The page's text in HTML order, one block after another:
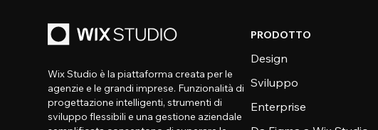
Wix Studio è la piattaforma creata per le
agenzie e le grandi imprese. Funzionalità di
progettazione intelligenti, strumenti di
sviluppo flessibili e una gestione aziendale
PRODOTTO
Design
Sviluppo
Enterprise